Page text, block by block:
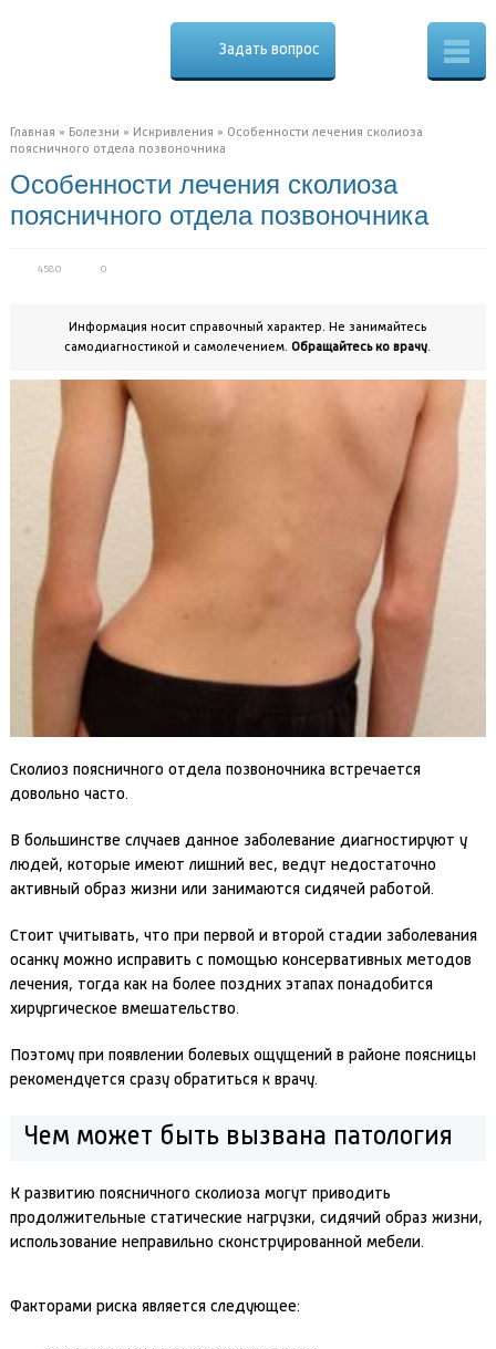
Cure.ru
в
спине
Задать вопрос
Главная » Болезни » Искривления » Особенности лечения сколиоза
поясничного отдела позвоночника
Особенности лечения сколиоза
поясничного отдела позвоночника
4580 0
Информация носит справочный характер. Не занимайтесь
самодиагностикой и самолечением.Обращайтесь ко врачу.
Сколиоз поясничного отдела позвоночника встречается
довольно часто.
В большинстве случаев данное заболевание диагностируют у
людей, которые имеют лишний вес, ведут недостаточно
активный образ жизни или занимаются сидячей работой.
Стоит учитывать, что при первой и второй стадии заболевания
осанку можно исправить с помощью консервативных методов
лечения, тогда как на более поздних этапах понадобится
хирургическое вмешательство.
Поэтому при появлении болевых ощущений в районе поясницы
рекомендуется сразу обратиться к врачу.
Чем может быть вызвана патология
К развитию поясничного сколиоза могут приводить
продолжительные статические нагрузки, сидячий образ жизни,
использование неправильно сконструированной мебели.
Факторами риска является следующее: